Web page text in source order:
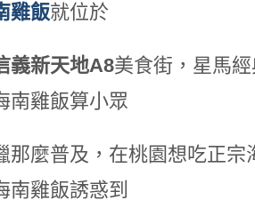
雞飯就位於
義新天地A8美食街，星馬
南雞飯算小眾
那麼普及，在桃園想吃正
南雞飯誘惑到